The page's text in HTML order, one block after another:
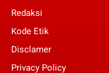
Redaksi
Kode Etik
Disclamer
Privacy Policy